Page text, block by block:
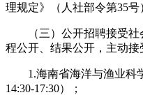
理规定》（人社部令第35号
（三）公开招聘接受社
程公开、结果公开，主动接
1.海南省海洋与渔业科学
14:30-17:30）；